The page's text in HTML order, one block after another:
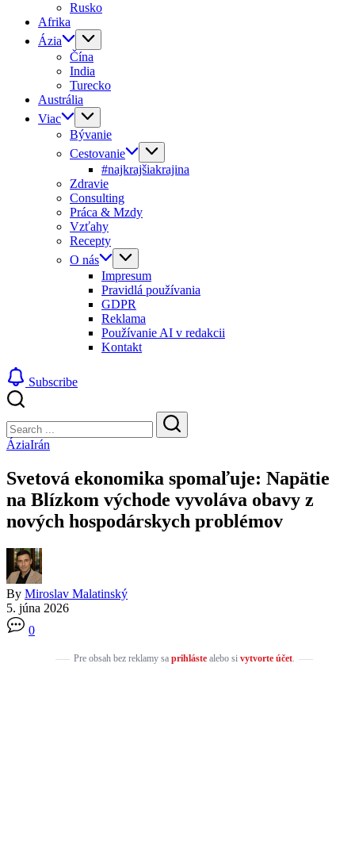
Rusko
Afrika
Ázia
Čína
India
Turecko
Austrália
Viac
Bývanie
Cestovanie
#najkrajšiakrajina
Zdravie
Consulting
Práca & Mzdy
Vzťahy
Recepty
O nás
Impresum
Pravidlá používania
GDPR
Reklama
Používanie AI v redakcii
Kontakt
Subscribe
Search
Search
ÁziaIrán
Svetová ekonomika spomaľuje: Napätie
na Blízkom východe vyvoláva obavy z
nových hospodárskych problémov
By Miroslav Malatinský
5. júna 2026
0
Pre obsah bez reklamy sa prihlástealebo si vytvorte účet.